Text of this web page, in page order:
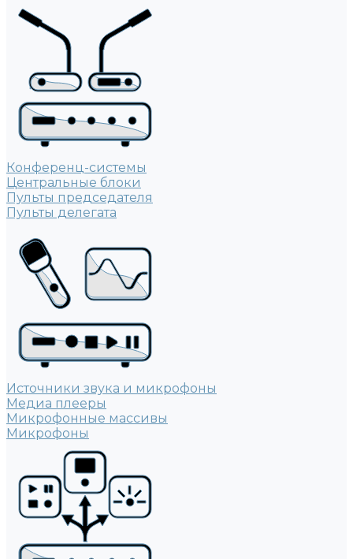
Конференц-системы
Центральные блоки
Пульты председателя
Пульты делегата
Источники звука и микрофоны
Медиа плееры
Микрофонные массивы
Микрофоны